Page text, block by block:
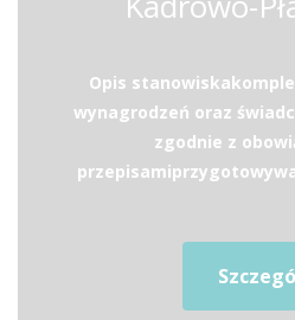
Opis
wynagrodzeń oraz
zgodnie z